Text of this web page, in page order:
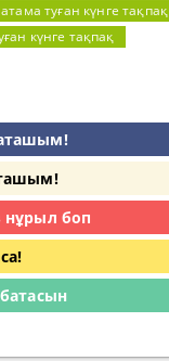
атама туған күнге тақпақ
күнге тақпақ
нұрыл боп